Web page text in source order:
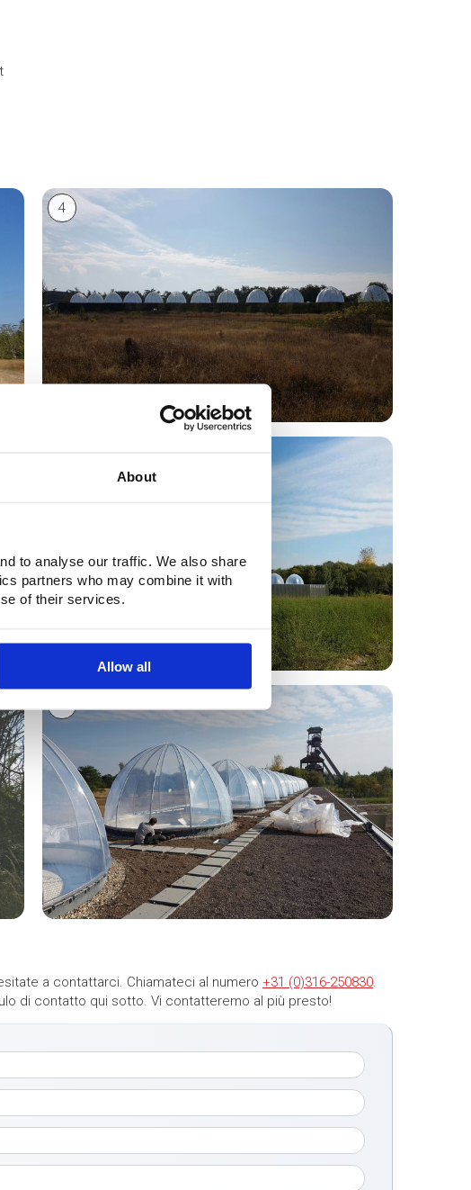
About
to analyse our traffic. We also share
partners who may combine it with
of their services.
Allow all
4
a contattarci. Chiamateci al numero +31 (0)316-250830.
di contatto qui sotto. Vi contatteremo al più presto!